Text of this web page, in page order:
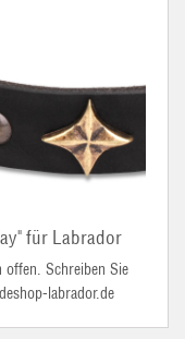
für Labrador
offen. Schreiben Sie
labrador.de